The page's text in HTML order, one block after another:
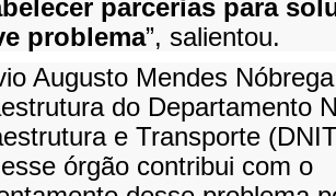
parcerias para
problema”, salientou.
Augusto Mendes
do Departamento
e Transporte
órgão contribui com o